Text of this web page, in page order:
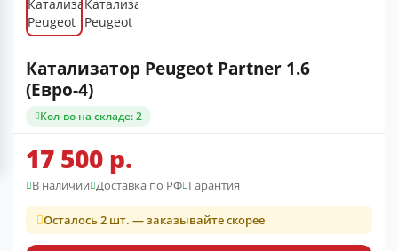
Катализатор Peugeot Partner 1.6
(Евро-4)
Кол-во на складе: 2
17 500 р.
В наличии Доставка по РФ Гарантия
Осталось 2 шт. — заказывайте скорее